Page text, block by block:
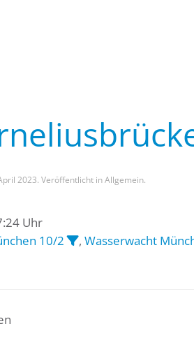
2023. Veröffentlicht in Allgemein.
Uhr
10/2 , Wasserwacht